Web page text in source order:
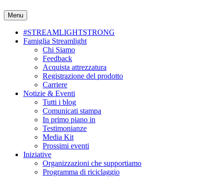
Menu
#STREAMLIGHTSTRONG
Famiglia Streamlight
Chi Siamo
Feedback
Acquista attrezzatura
Registrazione del prodotto
Carriere
Notizie & Eventi
Tutti i blog
Comunicati stampa
In primo piano in
Testimonianze
Media Kit
Prossimi eventi
Iniziative
Organizzazioni che supportiamo
Programma di riciclaggio